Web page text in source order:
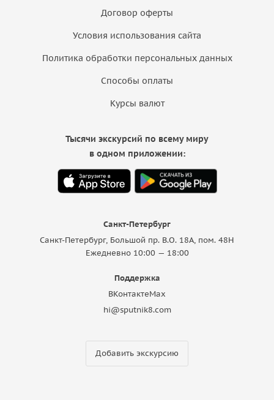
Договор оферты
Условия использования сайта
Политика обработки персональных данных
Способы оплаты
Курсы валют
Санкт-Петербург
Санкт-Петербург, Большой пр. В.О. 18A, пом. 48Н
Ежедневно 10:00 — 18:00
Поддержка
ВКонтактеMax
hi@sputnik8.com
Добавить экскурсию
Тысячи экскурсий по всему миру
в одном приложении: